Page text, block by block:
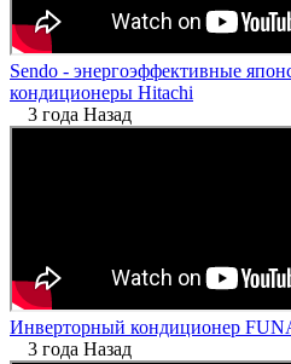
Sendo - энергоэффективные
кондиционеры Hitachi
3 года Назад
Инверторный кондиционер
3 года Назад